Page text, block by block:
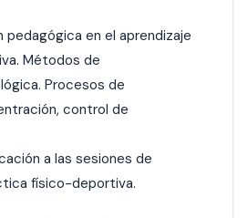
pedagógica en el aprendizaje
Métodos de
Procesos de
control de
a las sesiones de
físico-deportiva.